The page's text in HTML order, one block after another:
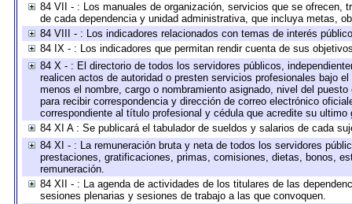
84 VII - : Los manuales de organización, servicios que se
de cada dependencia y unidad administrativa, que incluya metas,
84 VIII - : Los indicadores relacionados con temas de interés
84 IX - : Los indicadores que permitan rendir cuenta de sus
84 X - : El directorio de todos los servidores públicos,
realicen actos de autoridad o presten servicios profesionales bajo
menos el nombre, cargo o nombramiento asignado, nivel del
para recibir correspondencia y dirección de correo electrónico
correspondiente al título profesional y cédula que acredite su ultimo
84 XI A : Se publicará el tabulador de sueldos y salarios de cada
84 XI - : La remuneración bruta y neta de todos los servidores
prestaciones, gratificaciones, primas, comisiones, dietas, bonos,
remuneración.
84 XII - : La agenda de actividades de los titulares de las
sesiones plenarias y sesiones de trabajo a las que convoquen.